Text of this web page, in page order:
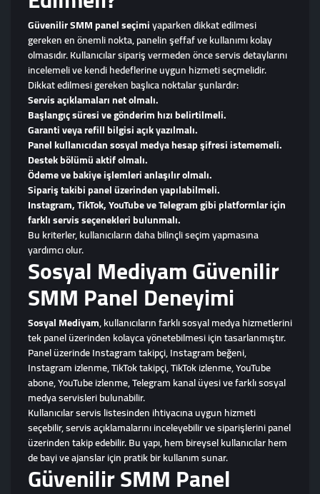
Güvenilir SMM panel seçimiyaparken dikkat edilmesi
gereken en önemli nokta, panelin şeffaf ve kullanımı kolay
olmasıdır. Kullanıcılar sipariş vermeden önce servis detaylarını
incelemeli ve kendi hedeflerine uygun hizmeti seçmelidir.
Dikkat edilmesi gereken başlıca noktalar şunlardır:
Servis açıklamaları net olmalı.
Başlangıç süresi ve gönderim hızı belirtilmeli.
Garanti veya refill bilgisi açık yazılmalı.
Panel kullanıcıdan sosyal medya hesap şifresi istememeli.
Destek bölümü aktif olmalı.
Ödeme ve bakiye işlemleri anlaşılır olmalı.
Sipariş takibi panel üzerinden yapılabilmeli.
Instagram, TikTok, YouTube ve Telegram gibi platformlar için
farklı servis seçenekleri bulunmalı.
Bu kriterler, kullanıcıların daha bilinçli seçim yapmasına
yardımcı olur.
Sosyal Mediyam Güvenilir
SMM Panel Deneyimi
Sosyal Mediyam, kullanıcıların farklı sosyal medya hizmetlerini
tek panel üzerinden kolayca yönetebilmesi için tasarlanmıştır.
Panel üzerinde Instagram takipçi, Instagram beğeni,
Instagram izlenme, TikTok takipçi, TikTok izlenme, YouTube
abone, YouTube izlenme, Telegram kanal üyesi ve farklı sosyal
medya servisleri bulunabilir.
Kullanıcılar servis listesinden ihtiyacına uygun hizmeti
seçebilir, servis açıklamalarını inceleyebilir ve siparişlerini panel
üzerinden takip edebilir. Bu yapı, hem bireysel kullanıcılar hem
de bayi ve ajanslar için pratik bir kullanım sunar.
Güvenilir SMM Panel